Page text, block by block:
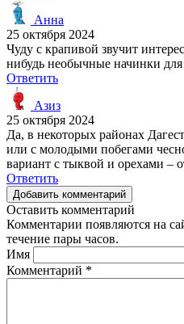
Анна
25 октября 2024
Чуду с крапивой звучит
нибудь необычные начинки для
Ответить
Азиз
25 октября 2024
Да, в некоторых районах
или с молодыми побегами
вариант с тыквой и орехами –
Ответить
Добавить комментарий
Оставить комментарий
Комментарии появляются на
течение пары часов.
Имя
Комментарий *